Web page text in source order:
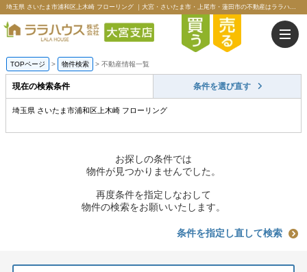
埼玉県 さいたま市浦和区上木崎 フローリング ｜大宮・さいたま市・上尾市・蓮田市の不動産はララハウス大宮支店
TOPページ > 物件検索 > 不動産情報一覧
現在の検索条件 条件を選び直す
埼玉県 さいたま市浦和区上木崎 フローリング
お探しの条件では
物件が見つかりませんでした。
再度条件を指定しなおして
物件の検索をお願いいたします。
条件を指定し直して検索